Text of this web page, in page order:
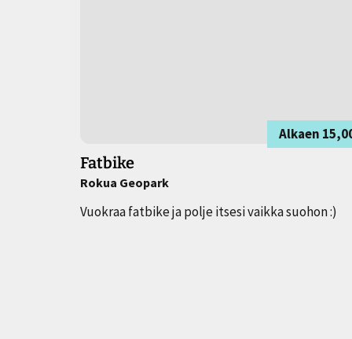
Alkaen
Fatbike
Rokua Geopark
Vuokraa fatbike ja polje itsesi vaikka suohon :)